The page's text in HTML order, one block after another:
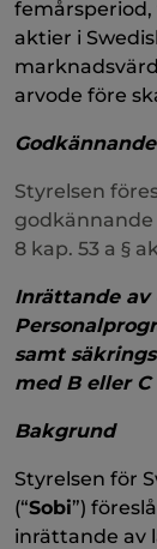
aktier i
arvode före
Styrelsen
8 kap. 53 a §
Inrättande av
samt
med B eller C
Bakgrund
Styrelsen för
(“Sobi”)
inrättande av